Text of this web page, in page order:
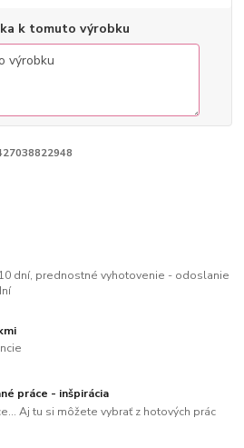
k tomuto výrobku
dní, prednostné vyhotovenie - odoslanie
práce - inšpirácia
Aj tu si môžete vybrať z hotových prác